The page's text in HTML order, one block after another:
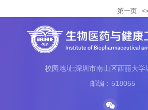
第一页
校园地址:深圳市南山区西丽大学
邮编：518055